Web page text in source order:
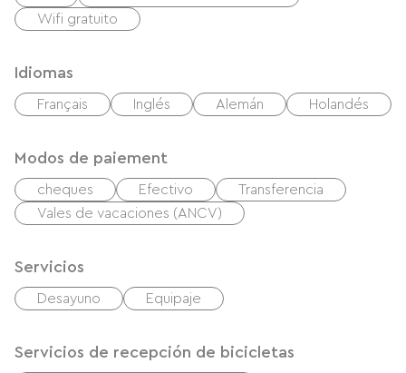
Wifi gratuito
Idiomas
Français Inglés Alemán Holandés
Modos de paiement
cheques Efectivo
Transferencia
Vales de vacaciones (ANCV)
Servicios
Desayuno Equipaje
Servicios de recepción de bicicletas